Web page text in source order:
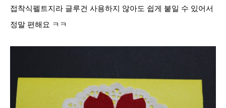
접착식펠트지라 글루건 사용하지 않아도 쉽게 붙일 수 있어서
정말 편해요 ㅋㅋ